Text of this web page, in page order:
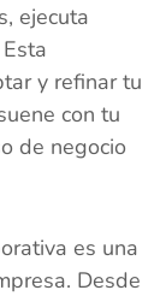
ejecuta
y refinar tu
con tu
de negocio
es una
Desde